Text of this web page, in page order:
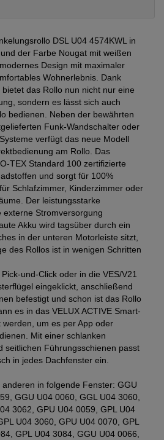
DSL U04 4574KWL in
der Farbe Nougat mit weißen
Design mit maximaler
Wohnerlebnis. Dank
das Rollo nun nicht nur eine
sondern es lässt sich auch
bedienen. Neben der bewährten
Funk-Wandschalter oder
verfügt das neue Modell
am Rollo. Das
TEX Standard 100 zertifizierte
und sorgt für 100%
Schlafzimmer, Kinderzimmer oder
Der leistungsstarke
externe Stromversorgung
Akku wird tagsüber durch ein
in der unteren Motorleiste sitzt,
des Rollos ist in wenigen Schritten
und-Click oder in die VES/V21
eingeklickt, anschließend
befestigt und schon ist das Rollo
es in das VELUX ACTIVE Smart-
um es per App oder
Mit einer schlanken
seitlichen Führungsschienen passt
in jedes Dachfenster ein.
in folgende Fenster: GGU
GGU U04 0060, GGL U04 3060,
3062, GPU U04 0059, GPL U04
U04 3060, GPU U04 0070, GPL
GPL U04 3084, GGU U04 0066,